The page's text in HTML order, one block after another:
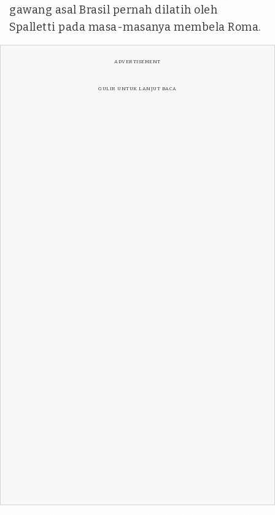
gawang asal Brasil pernah dilatih oleh
Spalletti pada masa-masanya membela Roma.
ADVERTISEMENT
GULIR UNTUK LANJUT BACA